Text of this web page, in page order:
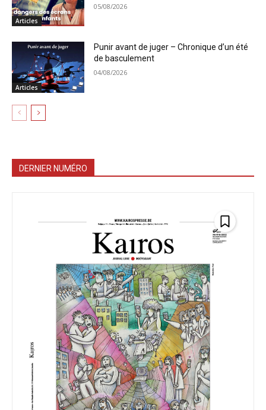
Articles
05/08/2026
Articles
Punir avant de juger – Chronique d’un été
de basculement
04/08/2026
DERNIER NUMÉRO